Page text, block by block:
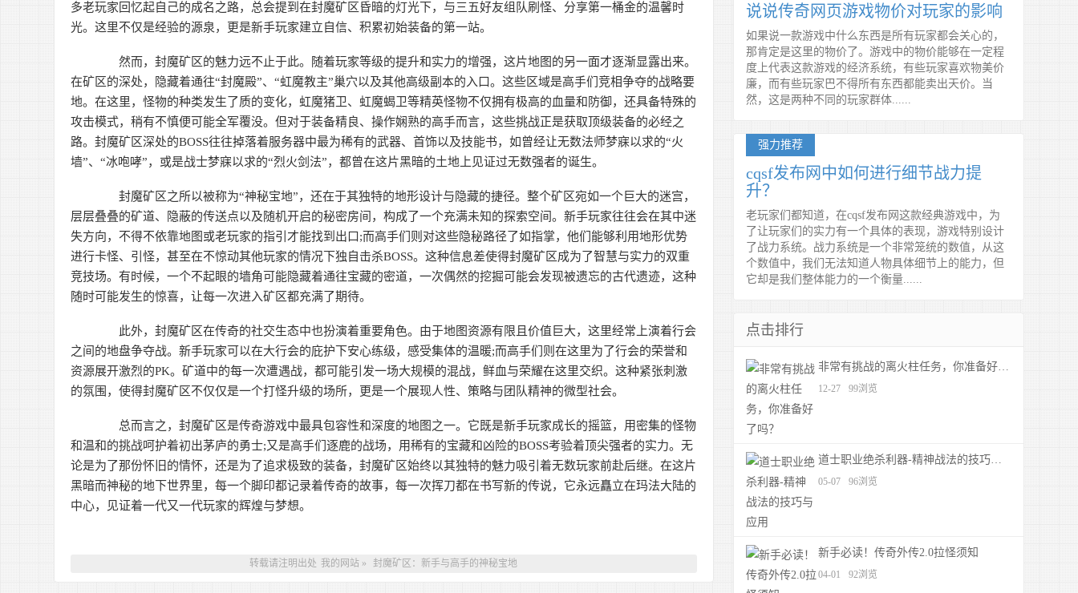
多老玩家回忆起自己的成名之路，总会提到在封魔矿区昏暗的灯光下，与三五好友组队刷怪、分享第一桶金的温馨时
光。这里不仅是经验的源泉，更是新手玩家建立自信、积累初始装备的第一站。
然而，封魔矿区的魅力远不止于此。随着玩家等级的提升和实力的增强，这片地图的另一面才逐渐显露出来。
在矿区的深处，隐藏着通往“封魔殿”、“虹魔教主”巢穴以及其他高级副本的入口。这些区域是高手们竞相争夺的战略要
地。在这里，怪物的种类发生了质的变化，虹魔猪卫、虹魔蝎卫等精英怪物不仅拥有极高的血量和防御，还具备特殊的
攻击模式，稍有不慎便可能全军覆没。但对于装备精良、操作娴熟的高手而言，这些挑战正是获取顶级装备的必经之
路。封魔矿区深处的BOSS往往掉落着服务器中最为稀有的武器、首饰以及技能书，如曾经让无数法师梦寐以求的“火
墙”、“冰咆哮”，或是战士梦寐以求的“烈火剑法”，都曾在这片黑暗的土地上见证过无数强者的诞生。
封魔矿区之所以被称为“神秘宝地”，还在于其独特的地形设计与隐藏的捷径。整个矿区宛如一个巨大的迷宫，
层层叠叠的矿道、隐蔽的传送点以及随机开启的秘密房间，构成了一个充满未知的探索空间。新手玩家往往会在其中迷
失方向，不得不依靠地图或老玩家的指引才能找到出口;而高手们则对这些隐秘路径了如指掌，他们能够利用地形优势
进行卡怪、引怪，甚至在不惊动其他玩家的情况下独自击杀BOSS。这种信息差使得封魔矿区成为了智慧与实力的双重
竞技场。有时候，一个不起眼的墙角可能隐藏着通往宝藏的密道，一次偶然的挖掘可能会发现被遗忘的古代遗迹，这种
随时可能发生的惊喜，让每一次进入矿区都充满了期待。
此外，封魔矿区在传奇的社交生态中也扮演着重要角色。由于地图资源有限且价值巨大，这里经常上演着行会
之间的地盘争夺战。新手玩家可以在大行会的庇护下安心练级，感受集体的温暖;而高手们则在这里为了行会的荣誉和
资源展开激烈的PK。矿道中的每一次遭遇战，都可能引发一场大规模的混战，鲜血与荣耀在这里交织。这种紧张刺激
的氛围，使得封魔矿区不仅仅是一个打怪升级的场所，更是一个展现人性、策略与团队精神的微型社会。
总而言之，封魔矿区是传奇游戏中最具包容性和深度的地图之一。它既是新手玩家成长的摇篮，用密集的怪物
和温和的挑战呵护着初出茅庐的勇士;又是高手们逐鹿的战场，用稀有的宝藏和凶险的BOSS考验着顶尖强者的实力。无
论是为了那份怀旧的情怀，还是为了追求极致的装备，封魔矿区始终以其独特的魅力吸引着无数玩家前赴后继。在这片
黑暗而神秘的地下世界里，每一个脚印都记录着传奇的故事，每一次挥刀都在书写新的传说，它永远矗立在玛法大陆的
中心，见证着一代又一代玩家的辉煌与梦想。
转载请注明出处 我的网站 » 封魔矿区：新手与高手的神秘宝地
说说传奇网页游戏物价对玩家的影响
如果说一款游戏中什么东西是所有玩家都会关心的，
那肯定是这里的物价了。游戏中的物价能够在一定程
度上代表这款游戏的经济系统，有些玩家喜欢物美价
廉，而有些玩家巴不得所有东西都能卖出天价。当
然，这是两种不同的玩家群体......
强力推荐
cqsf发布网中如何进行细节战力提
升？
老玩家们都知道，在cqsf发布网这款经典游戏中，为
了让玩家们的实力有一个具体的表现，游戏特别设计
了战力系统。战力系统是一个非常笼统的数值，从这
个数值中，我们无法知道人物具体细节上的能力，但
它却是我们整体能力的一个衡量......
点击排行
非常有挑战的离火柱任务，你准备好了吗？
12-27 99浏览
道士职业绝杀利器-精神战法的技巧与应用
05-07 96浏览
新手必读！传奇外传2.0拉怪须知
04-01 92浏览